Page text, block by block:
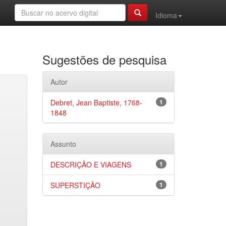
Idioma
Sugestões de pesquisa
Autor
1
Debret, Jean Baptiste, 1768-
1848
Assunto
1
DESCRIÇÃO E VIAGENS
1
SUPERSTIÇÃO